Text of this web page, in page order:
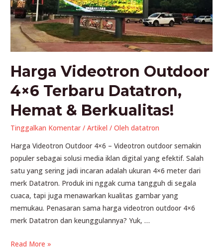
Harga Videotron Outdoor
4×6 Terbaru Datatron,
Hemat & Berkualitas!
Tinggalkan Komentar /Artikel / Olehdatatron
Harga Videotron Outdoor 4×6 – Videotron outdoor semakin
populer sebagai solusi media iklan digital yang efektif. Salah
satu yang sering jadi incaran adalah ukuran 4×6 meter dari
merk Datatron. Produk ini nggak cuma tangguh di segala
cuaca, tapi juga menawarkan kualitas gambar yang
memukau. Penasaran sama harga videotron outdoor 4×6
merk Datatron dan keunggulannya? Yuk, …
Harga
Read More »